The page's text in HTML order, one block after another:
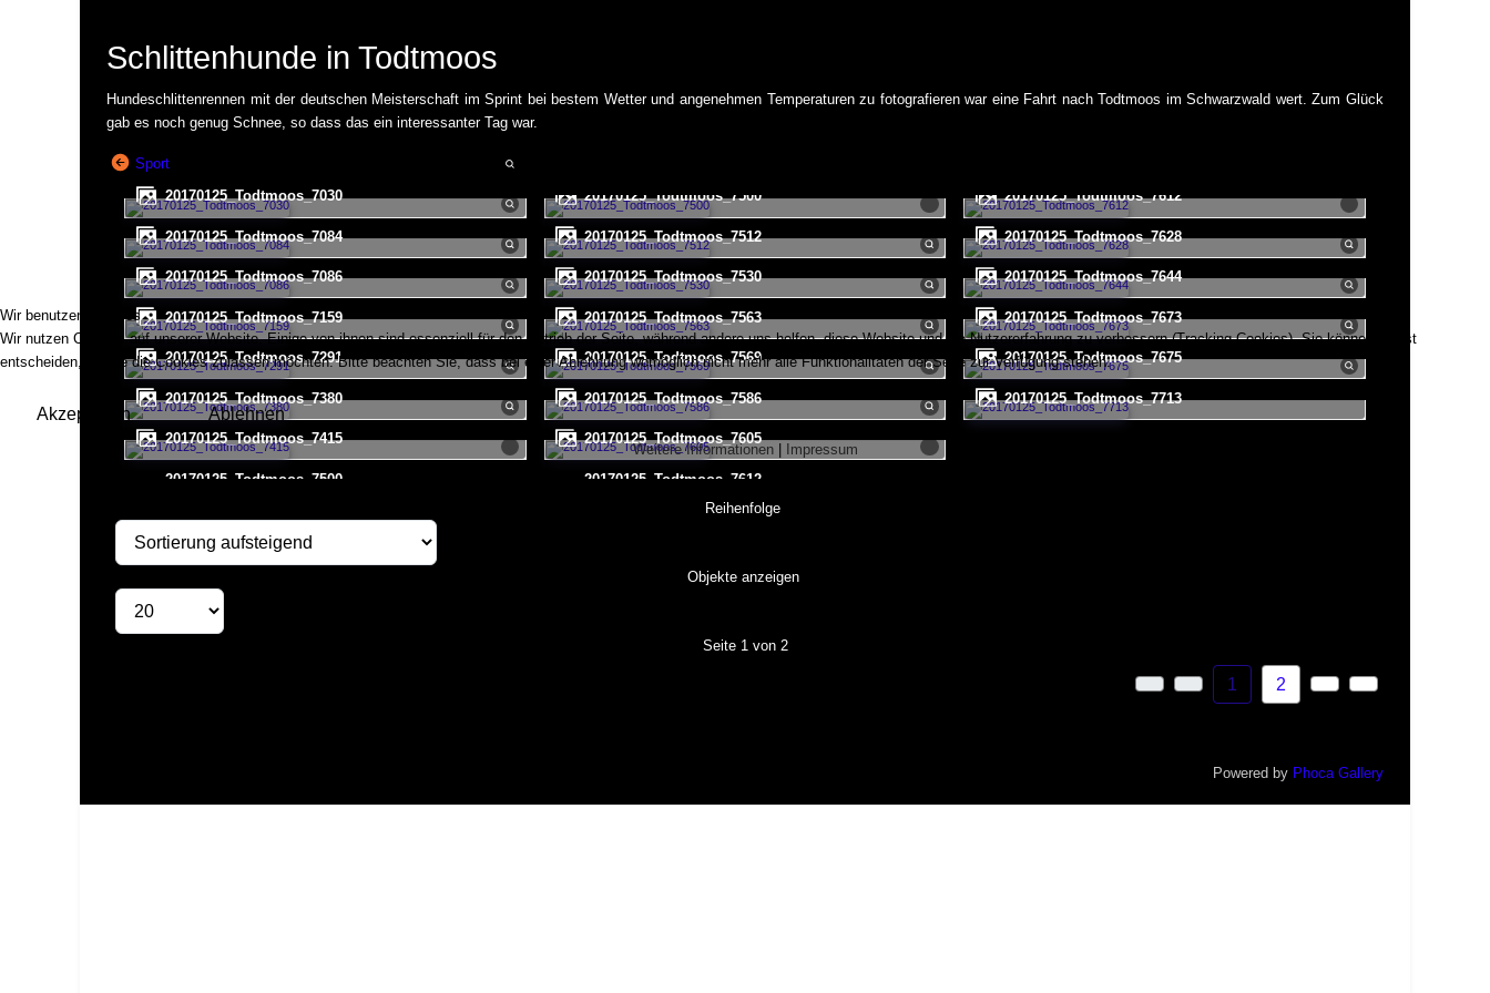
Schlittenhunde in Todtmoos
Hundeschlittenrennen mit der deutschen Meisterschaft im Sprint bei bestem Wetter und angenehmen Temperaturen zu fotografieren war eine Fahrt nach Todtmoos im Schwarzwald wert. Zum Glück
gab es noch genug Schnee, so dass das ein interessanter Tag war.
Sport
20170125_Todtmoos_7030
20170125_Todtmoos_7084
20170125_Todtmoos_7086
20170125_Todtmoos_7159
20170125_Todtmoos_7291
20170125_Todtmoos_7380
20170125_Todtmoos_7415
20170125_Todtmoos_7500
20170125_Todtmoos_7512
20170125_Todtmoos_7530
20170125_Todtmoos_7563
20170125_Todtmoos_7569
20170125_Todtmoos_7586
20170125_Todtmoos_7605
20170125_Todtmoos_7612
20170125_Todtmoos_7628
20170125_Todtmoos_7644
20170125_Todtmoos_7673
20170125_Todtmoos_7675
20170125_Todtmoos_7713
Reihenfolge
Objekte anzeigen
Seite 1 von 2
1 2
Powered by Phoca Gallery
Wir benutzen Cookies
Wir nutzen Cookies auf unserer Website. Einige von ihnen sind essenziell für den Betrieb der Seite, während andere uns helfen, diese Website und die Nutzererfahrung zu verbessern (Tracking Cookies). Sie können selbst
entscheiden, ob Sie die Cookies zulassen möchten. Bitte beachten Sie, dass bei einer Ablehnung womöglich nicht mehr alle Funktionalitäten der Seite zur Verfügung stehen.
Akzeptieren Ablehnen
Weitere Informationen| Impressum